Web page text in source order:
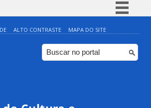
Simplifique!
Comunica BR
Participe
ALTO CONTRASTE MAPA DO SITE